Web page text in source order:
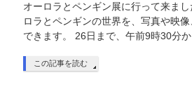
オーロラとペンギン展に行って来ま
ロラとペンギンの世界を、写真や映
できます。 26日まで、午前9時30分
この記事を読む